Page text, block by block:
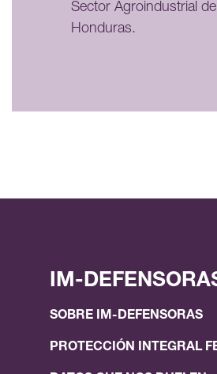
Sector Agroindustrial de
Honduras.
IM-
SOBRE IM-DEFENSORAS
PROTECCIÓN INTEGRAL